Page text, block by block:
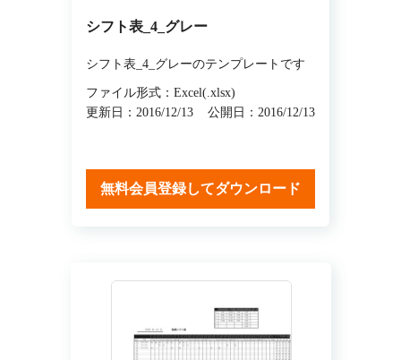
シフト表_4_グレー
シフト表_4_グレーのテンプレートです
ファイル形式：Excel(.xlsx)
更新日：2016/12/13
公開日：2016/12/13
無料会員登録してダウンロード